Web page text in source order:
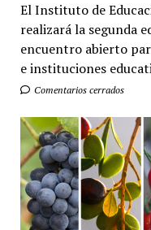
El Instituto de
realizará la segunda
encuentro abierto
e instituciones
Comentarios cerrados